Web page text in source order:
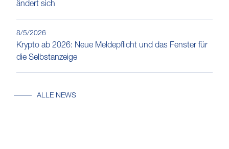
ändert sich
8/5/2026
Krypto ab 2026: Neue Meldepflicht und das Fenster für
die Selbstanzeige
ALLE NEWS